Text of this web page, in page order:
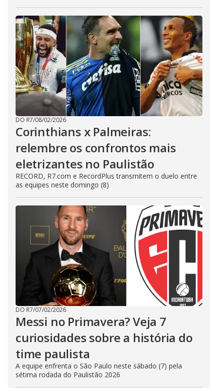
DO R7/08/02/2026
Corinthians x Palmeiras:
relembre os confrontos mais
eletrizantes no Paulistão
RECORD, R7.com e RecordPlus transmitem o duelo entre
as equipes neste domingo (8)
DO R7/07/02/2026
Messi no Primavera? Veja 7
curiosidades sobre a história do
time paulista
A equipe enfrenta o São Paulo neste sábado (7) pela
sétima rodada do Paulistão 2026